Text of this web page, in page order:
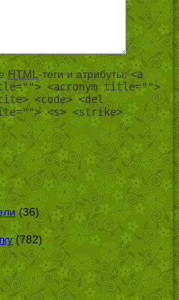
HTML -теги и атрибуты:<a
<acronym title="">
<code> <del
<s> <strike>
(36)
(782)